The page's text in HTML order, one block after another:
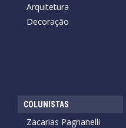
Arquitetura
Decoração
COLUNISTAS
Zacarias Pagnanelli